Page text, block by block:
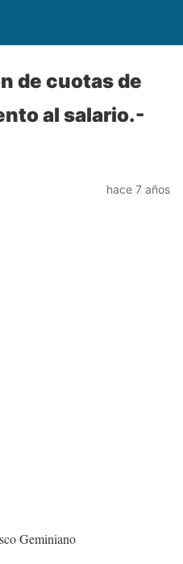
de cuotas de
al salario.-
hace 7 años
Geminiano